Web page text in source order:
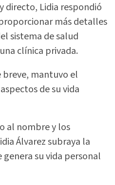
directo, Lidia respondió
más detalles
sistema de salud
clínica privada.
breve, mantuvo el
de su vida
al nombre y los
Álvarez subraya la
su vida personal